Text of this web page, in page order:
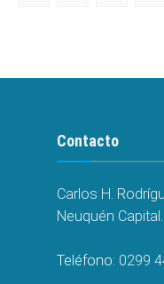
Contacto
Carlos H.
Neuquén Capital.
Teléfono: 0299